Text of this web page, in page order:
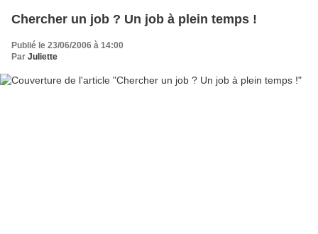
Chercher un job ? Un job à plein temps !
Publié le 23/06/2006 à 14:00
Par Juliette